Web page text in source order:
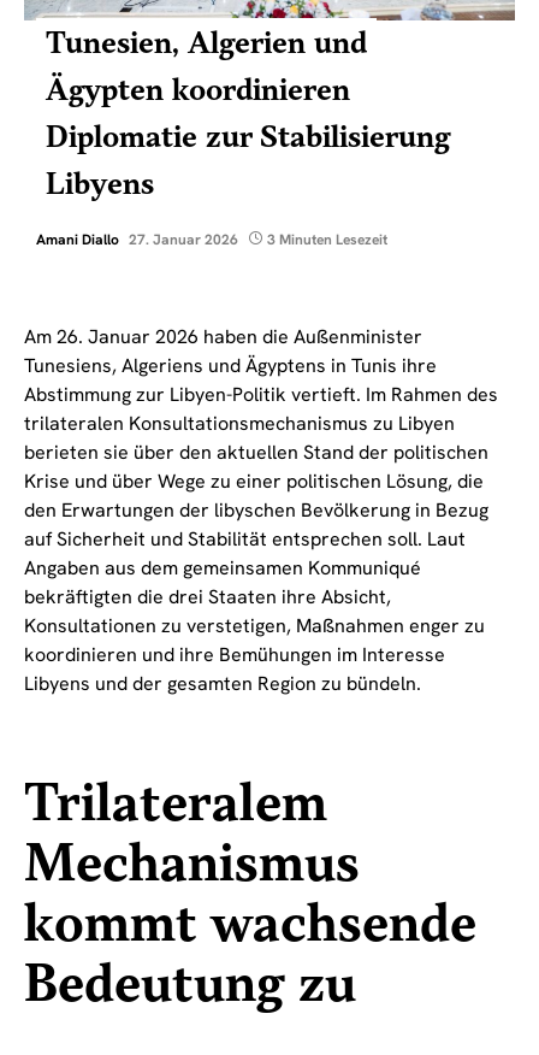
Tunesien, Algerien und
Ägypten koordinieren
Diplomatie zur Stabilisierung
Libyens
Amani Diallo 27. Januar 2026 3 Minuten Lesezeit
Am 26. Januar 2026 haben die Außenminister
Tunesiens, Algeriens und Ägyptens in Tunis ihre
Abstimmung zur Libyen-Politik vertieft. Im Rahmen des
trilateralen Konsultationsmechanismus zu Libyen
berieten sie über den aktuellen Stand der politischen
Krise und über Wege zu einer politischen Lösung, die
den Erwartungen der libyschen Bevölkerung in Bezug
auf Sicherheit und Stabilität entsprechen soll. Laut
Angaben aus dem gemeinsamen Kommuniqué
bekräftigten die drei Staaten ihre Absicht,
Konsultationen zu verstetigen, Maßnahmen enger zu
koordinieren und ihre Bemühungen im Interesse
Libyens und der gesamten Region zu bündeln.
Trilateralem
Mechanismus
kommt wachsende
Bedeutung zu